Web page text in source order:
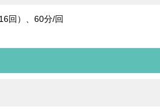
回）、60分/回